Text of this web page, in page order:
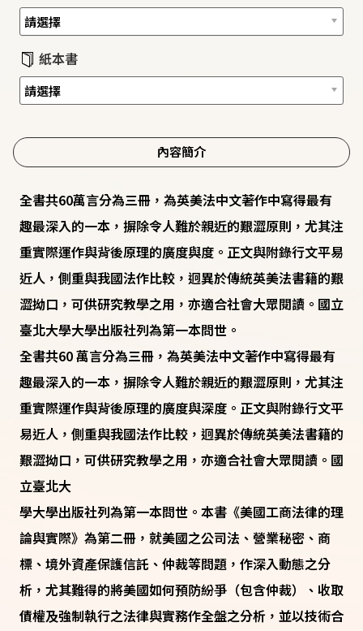
紙本書
內容簡介
全書共60萬言分為三冊，為英美法中文著作中寫得最有
趣最深入的一本，摒除令人難於親近的艱澀原則，尤其注
重實際運作與背後原理的廣度與度。正文與附錄行文平易
近人，側重與我國法作比較，迥異於傳統英美法書籍的艱
澀拗口，可供研究教學之用，亦適合社會大眾閱讀。國立
臺北大學大學出版社列為第一本問世。
全書共60 萬言分為三冊，為英美法中文著作中寫得最有
趣最深入的一本，摒除令人難於親近的艱澀原則，尤其注
重實際運作與背後原理的廣度與深度。正文與附錄行文平
易近人，側重與我國法作比較，迥異於傳統英美法書籍的
艱澀拗口，可供研究教學之用，亦適合社會大眾閱讀。國
立臺北大
學大學出版社列為第一本問世。本書《美國工商法律的理
論與實際》為第二冊，就美國之公司法、營業秘密、商
標、境外資產保護信託、仲裁等問題，作深入動態之分
析，尤其難得的將美國如何預防紛爭（包含仲裁）、收取
債權及強制執行之法律與實務作全盤之分析，並以技術合